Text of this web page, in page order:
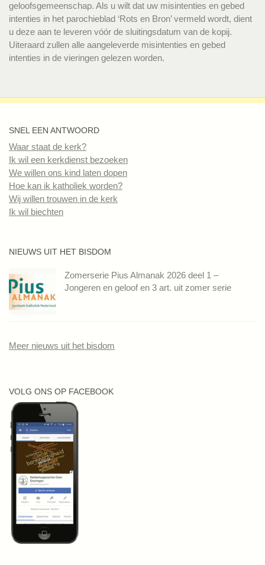
geloofsgemeenschap. Als u wilt dat uw misintenties en gebed
intenties in het parochieblad ‘Rots en Bron’ vermeld wordt, dient
u deze aan te leveren vóór de sluitingsdatum van de kopij.
Uiteraard zullen alle aangeleverde misintenties en gebed
intenties in de vieringen gelezen worden.
SNEL EEN ANTWOORD
Waar staat de kerk?
Ik wil een kerkdienst bezoeken
We willen ons kind laten dopen
Hoe kan ik katholiek worden?
Wij willen trouwen in de kerk
Ik wil biechten
NIEUWS UIT HET BISDOM
Zomerserie Pius Almanak 2026 deel 1 –
Jongeren en geloof en 3 art. uit zomer serie
Meer nieuws uit het bisdom
VOLG ONS OP FACEBOOK